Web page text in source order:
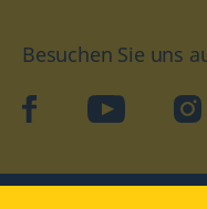
Besuchen Sie uns
facebookYouTube